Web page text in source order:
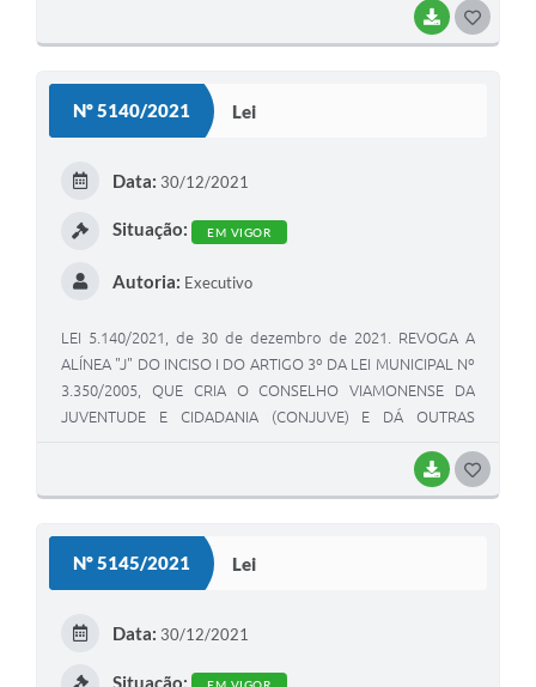
BAIXAR
Nº 5140/2021 Lei
BAIXAR
Data: 30/12/2021
Situação: EM VIGOR
Autoria: Executivo
LEI 5.140/2021, de 30 de dezembro de 2021. REVOGA A
ALÍNEA "J" DO INCISO I DO ARTIGO 3º DA LEI MUNICIPAL Nº
3.350/2005, QUE CRIA O CONSELHO VIAMONENSE DA
JUVENTUDE E CIDADANIA (CONJUVE) E DÁ OUTRAS
Nº 5145/2021 Lei
Data: 30/12/2021
Situação: